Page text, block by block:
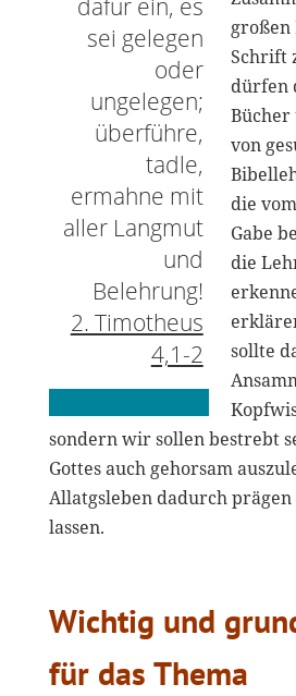
sei gelegen
oder
ungelegen;
überführe,
tadle,
ermahne mit
aller Langmut
und
Belehrung!
2. Timotheus
4,1-2
Schrift
dürfen
Bücher
von
die
Gabe
die
sollte
sondern wir sollen bestrebt
Gottes auch gehorsam
Allatgsleben dadurch
lassen.
Wichtig und
für das Thema